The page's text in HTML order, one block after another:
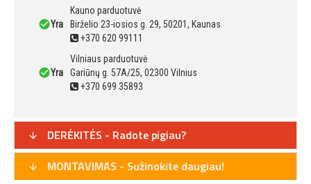
Yra
Kauno parduotuvė
Birželio 23-iosios g. 29, 50201, Kaunas
+370 620 99111
Yra
Vilniaus parduotuvė
Gariūnų g. 57A/25, 02300 Vilnius
+370 699 35893
DERĖKITĖS - Radote pigiau?
MONTAVIMAS - Sužinokite daugiau!